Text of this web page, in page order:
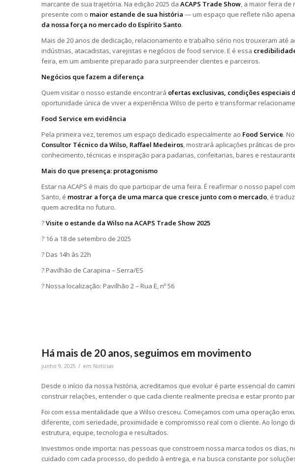
marcante de sua trajetória. Na edição 2025 da ACAPS Trade Show, a maior feira de
presente com o maior estande de sua história — um espaço que reflete não
da nossa força no mercado do Espírito Santo.
Mais de 20 anos de dedicação, relacionamento e trabalho sério nos trouxeram até
indústrias, atacadistas, varejistas e negócios de food service. E é essa
feira, em um ambiente preparado para surpreender clientes e parceiros.
Negócios que fazem a diferença
Quem visitar o nosso estande encontrará ofertas exclusivas, condições
oportunidade única de viver a experiência Wilso de perto e transformar
Food Service em evidência
Pela primeira vez, teremos um espaço dedicado especialmente ao Food Service.
Consultor Técnico da Wilso, Raffael Medeiros, mostrará aplicações práticas de
conhecimento, técnicas e inspiração para padarias, confeitarias, bares e
Mais do que presença: protagonismo
Estar na ACAPS é mais do que participar de uma feira. É reafirmar o nosso papel
Santo, é mostrar a força de uma marca que cresce junto com o mercado, é
quem acredita no futuro.
?Visite o estande da Wilso na ACAPS Trade Show 2025
? 16 a 18 de setembro de 2025
? Das 14h às 22h
? Pavilhão de Carapina – Serra/ES
? Nossa localização: Pavilhão 2 – Rua E, nº 56
Há mais de 20 anos, seguimos em movimento
junho 9, 2025 / em Notícias
Desde o início da nossa história, acreditamos que evoluir é parte essencial do
construir relações, entender o que cada cliente realmente precisa e estar pronto
Foi com essa mentalidade que a Wilso cresceu. Começamos com uma operação
diferente, com seriedade, proximidade e compromisso real com o cliente. Ao longo
estrutura, equipe, tecnologia e resultados.
Investimos onde importa: nas pessoas que constroem nossa marca todos os dias,
cuidado com cada processo, do pedido à entrega, e na busca constante por